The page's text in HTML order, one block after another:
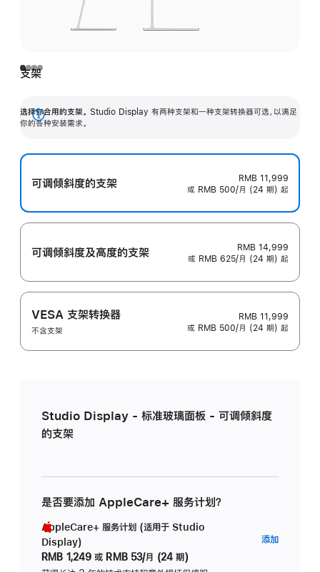
支架
选择你合用的支架。 Studio Display 有两种支架和一种支架转换器可选，以满足
你的各种安装需求。
展
可调倾斜度的支架
RMB 11,999
或 RMB 500/月 (24 期) 起
可调倾斜度及高‍度的支‍架
RMB 14,999
或 RMB 625/月 (24 期) 起
VESA 支架转换器
不含支架
RMB 11,999
或 RMB 500/月 (24 期) 起
Studio Display - 标准玻璃面板 - 可调倾斜度
的支架
是否要添加 AppleCare+ 服务计划？
AppleCare+ 服务计划 (适用于 Studio
Display)
RMB 1,249 或 RMB 53/月 (24 期)
添加